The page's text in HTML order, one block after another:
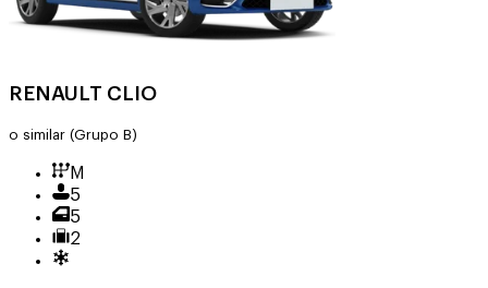
RENAULT CLIO
o similar (Grupo B)
M
5
5
2